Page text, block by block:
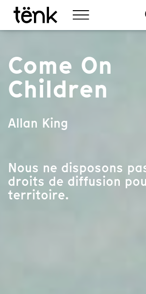
Come On
Children
Allan King
Nous ne disposons
droits de diffusion
territoire.